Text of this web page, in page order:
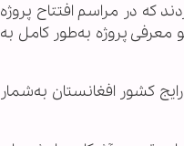
(۳۰ آذر)، تأیید کردند که در مراسم افتتاح پروژه
معرفی پروژه به‌طور کامل به
کشور افغانستان به‌شمار